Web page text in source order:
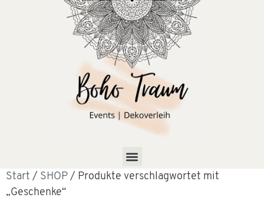
Start / SHOP / Produkte verschlagwortet mit
„Geschenke“